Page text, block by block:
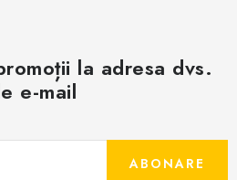
la adresa dvs.
e-mail
ABONARE